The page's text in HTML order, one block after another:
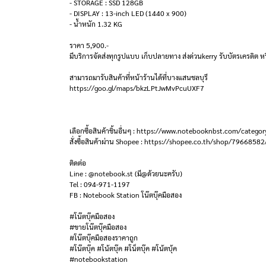
- STORAGE : SSD 128GB
- DISPLAY : 13-inch LED (1440 x 900)
- น้ำหนัก 1.32 KG
ราคา 5,900.-
มีบริการจัดส่งทุกรูปแบบ เก็บปลายทาง ส่งด่วนkerry รับบัตรเครดิต
สามารถมารับสินค้าที่หน้าร้านได้ที่บางแสนชลบุรี
https://goo.gl/maps/bkzLPtJwMvPcuUXF7
เลือกซื้อสินค้าชิ้นอื่นๆ : https://www.notebooknbst.com/
สั่งซื้อสินค้าผ่าน Shopee : https://shopee.co.th/shop/
ติดต่อ
Line : @notebook.st (มี@ด้วยนะครับ)
Tel : 094-971-1197
FB : Notebook Station โน๊ตบุ๊คมือสอง
#โน๊ตบุ๊คมือสอง
#ขายโน๊ตบุ๊คมือสอง
#โน๊ตบุ๊คมือสองราคาถูก
#โน๊ตบุ๊ค #โน้ตบุ๊ค #โน็ตบุ๊ค #โน้ตบุ้ค
#notebookstation